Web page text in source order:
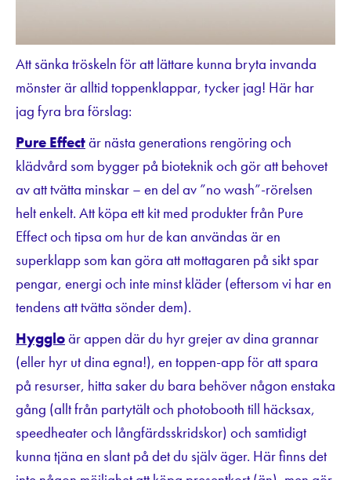
Att sänka tröskeln för att lättare kunna bryta invanda
mönster är alltid toppenklappar, tycker jag! Här har
jag fyra bra förslag:
Pure Effectär nästa generations rengöring och
klädvård som bygger på bioteknik och gör att behovet
av att tvätta minskar – en del av ”no wash”-rörelsen
helt enkelt. Att köpa ett kit med produkter från Pure
Effect och tipsa om hur de kan användas är en
superklapp som kan göra att mottagaren på sikt spar
pengar, energi och inte minst kläder (eftersom vi har en
tendens att tvätta sönder dem).
Hyggloär appen där du hyr grejer av dina grannar
(eller hyr ut dina egna!), en toppen-app för att spara
på resurser, hitta saker du bara behöver någon enstaka
gång (allt från partytält och photobooth till häcksax,
speedheater och långfärdsskridskor) och samtidigt
kunna tjäna en slant på det du själv äger. Här finns det